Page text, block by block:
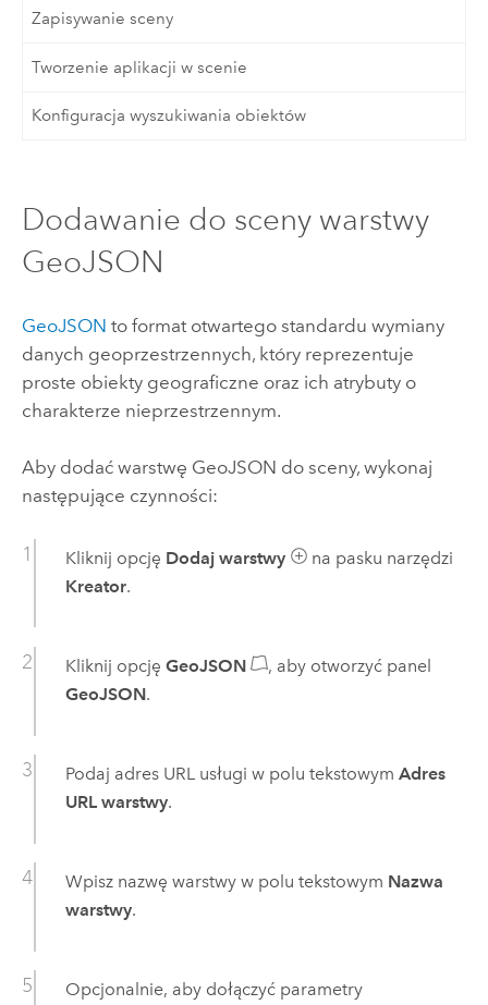
Zapisywanie sceny
Tworzenie aplikacji w scenie
Konfiguracja wyszukiwania obiektów
Dodawanie do sceny warstwy
GeoJSON
GeoJSON to format otwartego standardu wymiany
danych geoprzestrzennych, który reprezentuje
proste obiekty geograficzne oraz ich atrybuty o
charakterze nieprzestrzennym.
Aby dodać warstwę GeoJSON do sceny, wykonaj
następujące czynności:
Kliknij opcję Dodaj warstwy
na pasku narzędzi
Kreator.
Kliknij opcję GeoJSON
, aby otworzyć panel
GeoJSON.
Podaj adres URL usługi w polu tekstowym Adres
URL warstwy.
Wpisz nazwę warstwy w polu tekstowym Nazwa
warstwy.
Opcjonalnie, aby dołączyć parametry